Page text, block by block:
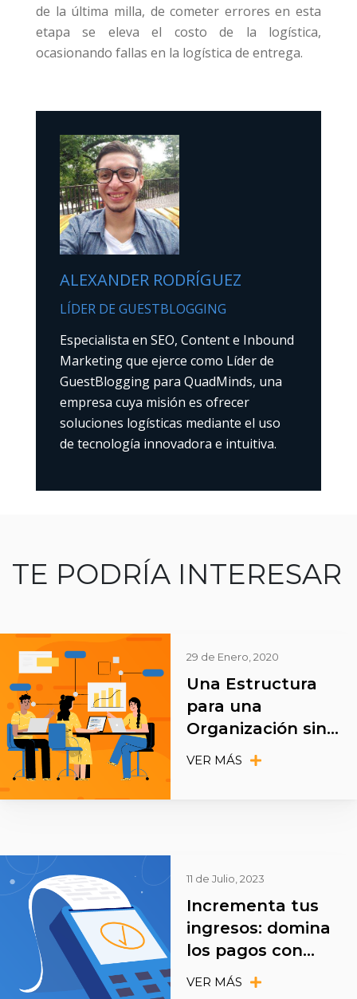
de la última milla, de cometer errores en esta
etapa se eleva el costo de la logística,
ocasionando fallas en la logística de entrega.
ALEXANDER RODRÍGUEZ
LÍDER DE GUESTBLOGGING
Especialista en SEO, Content e Inbound
Marketing que ejerce como Líder de
GuestBlogging para QuadMinds, una
empresa cuya misión es ofrecer
soluciones logísticas mediante el uso
de tecnología innovadora e intuitiva.
TE PODRÍA INTERESAR
29 de Enero, 2020
Una Estructura
para una
Organización sin
fines de lucro
VER MÁS
11 de Julio, 2023
Incrementa tus
ingresos: domina
los pagos con
tarjetas en tu
VER MÁS